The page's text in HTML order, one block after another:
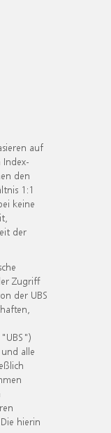
auf
den
1:1
keine
der
Zugriff
der UBS
alle
hierin